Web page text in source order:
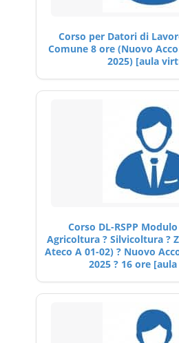
Corso per Datori di
Comune 8 ore (Nuovo
2025) [aula
Corso DL-RSPP
Agricoltura ? Silvicoltura ?
Ateco A 01-02) ? Nuovo
2025 ? 16 ore